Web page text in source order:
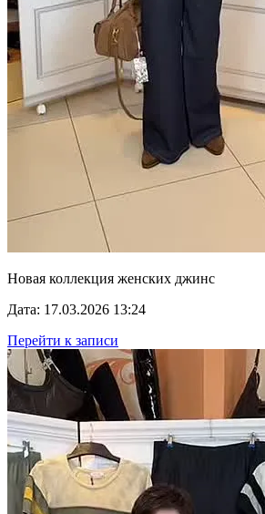
Новая коллекция женских джинс
Дата: 17.03.2026 13:24
Перейти к записи